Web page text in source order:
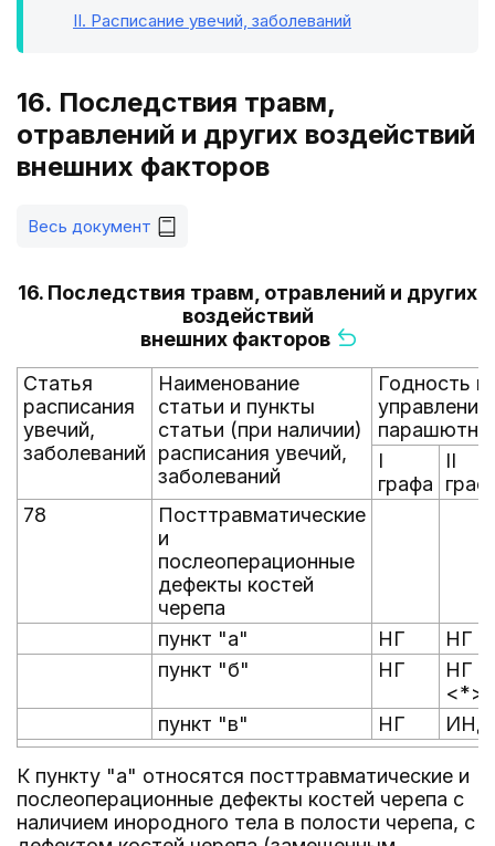
II. Расписание увечий, заболеваний
16. Последствия травм,
отравлений и других воздействий
внешних факторов
Весь документ
16. Последствия травм, отравлений и других
воздействий
внешних факторов
Статья
расписания
увечий,
заболеваний
Наименование
статьи и пункты
статьи (при наличии)
расписания увечий,
заболеваний
Годность
I
графа
II
78
Посттравматические
и
послеоперационные
дефекты костей
черепа
пункт "а"
НГ
НГ
пункт "б"
НГ
НГ
<*>
пункт "в"
НГ ИНД
К пункту "а" относятся посттравматические и
послеоперационные дефекты костей черепа с
наличием инородного тела в полости черепа, с